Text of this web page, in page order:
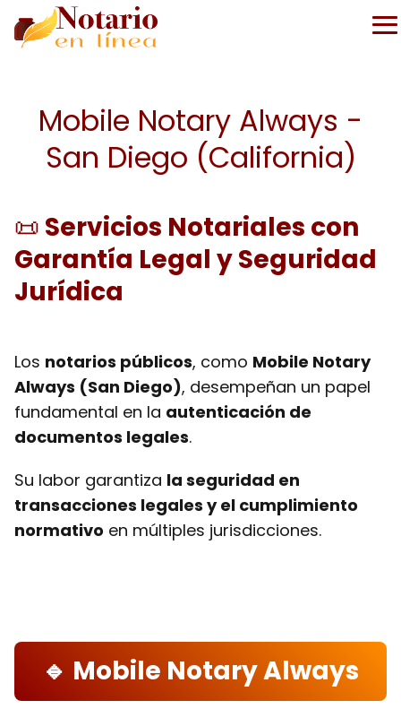
Mobile Notary Always -
San Diego (California)
📜 Servicios Notariales con
Garantía Legal y Seguridad
Jurídica
Los notarios públicos, como Mobile Notary
Always (San Diego), desempeñan un papel
fundamental en la autenticación de
documentos legales.
Su labor garantiza la seguridad en
transacciones legales y el cumplimiento
normativo en múltiples jurisdicciones.
🔹 Mobile Notary Always